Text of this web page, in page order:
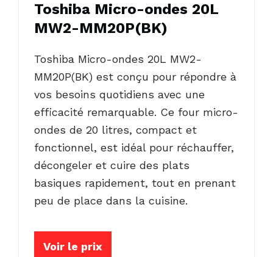
Toshiba Micro-ondes 20L
MW2-MM20P(BK)
Toshiba Micro-ondes 20L MW2-
MM20P(BK) est conçu pour répondre à
vos besoins quotidiens avec une
efficacité remarquable. Ce four micro-
ondes de 20 litres, compact et
fonctionnel, est idéal pour réchauffer,
décongeler et cuire des plats
basiques rapidement, tout en prenant
peu de place dans la cuisine.
Voir le prix